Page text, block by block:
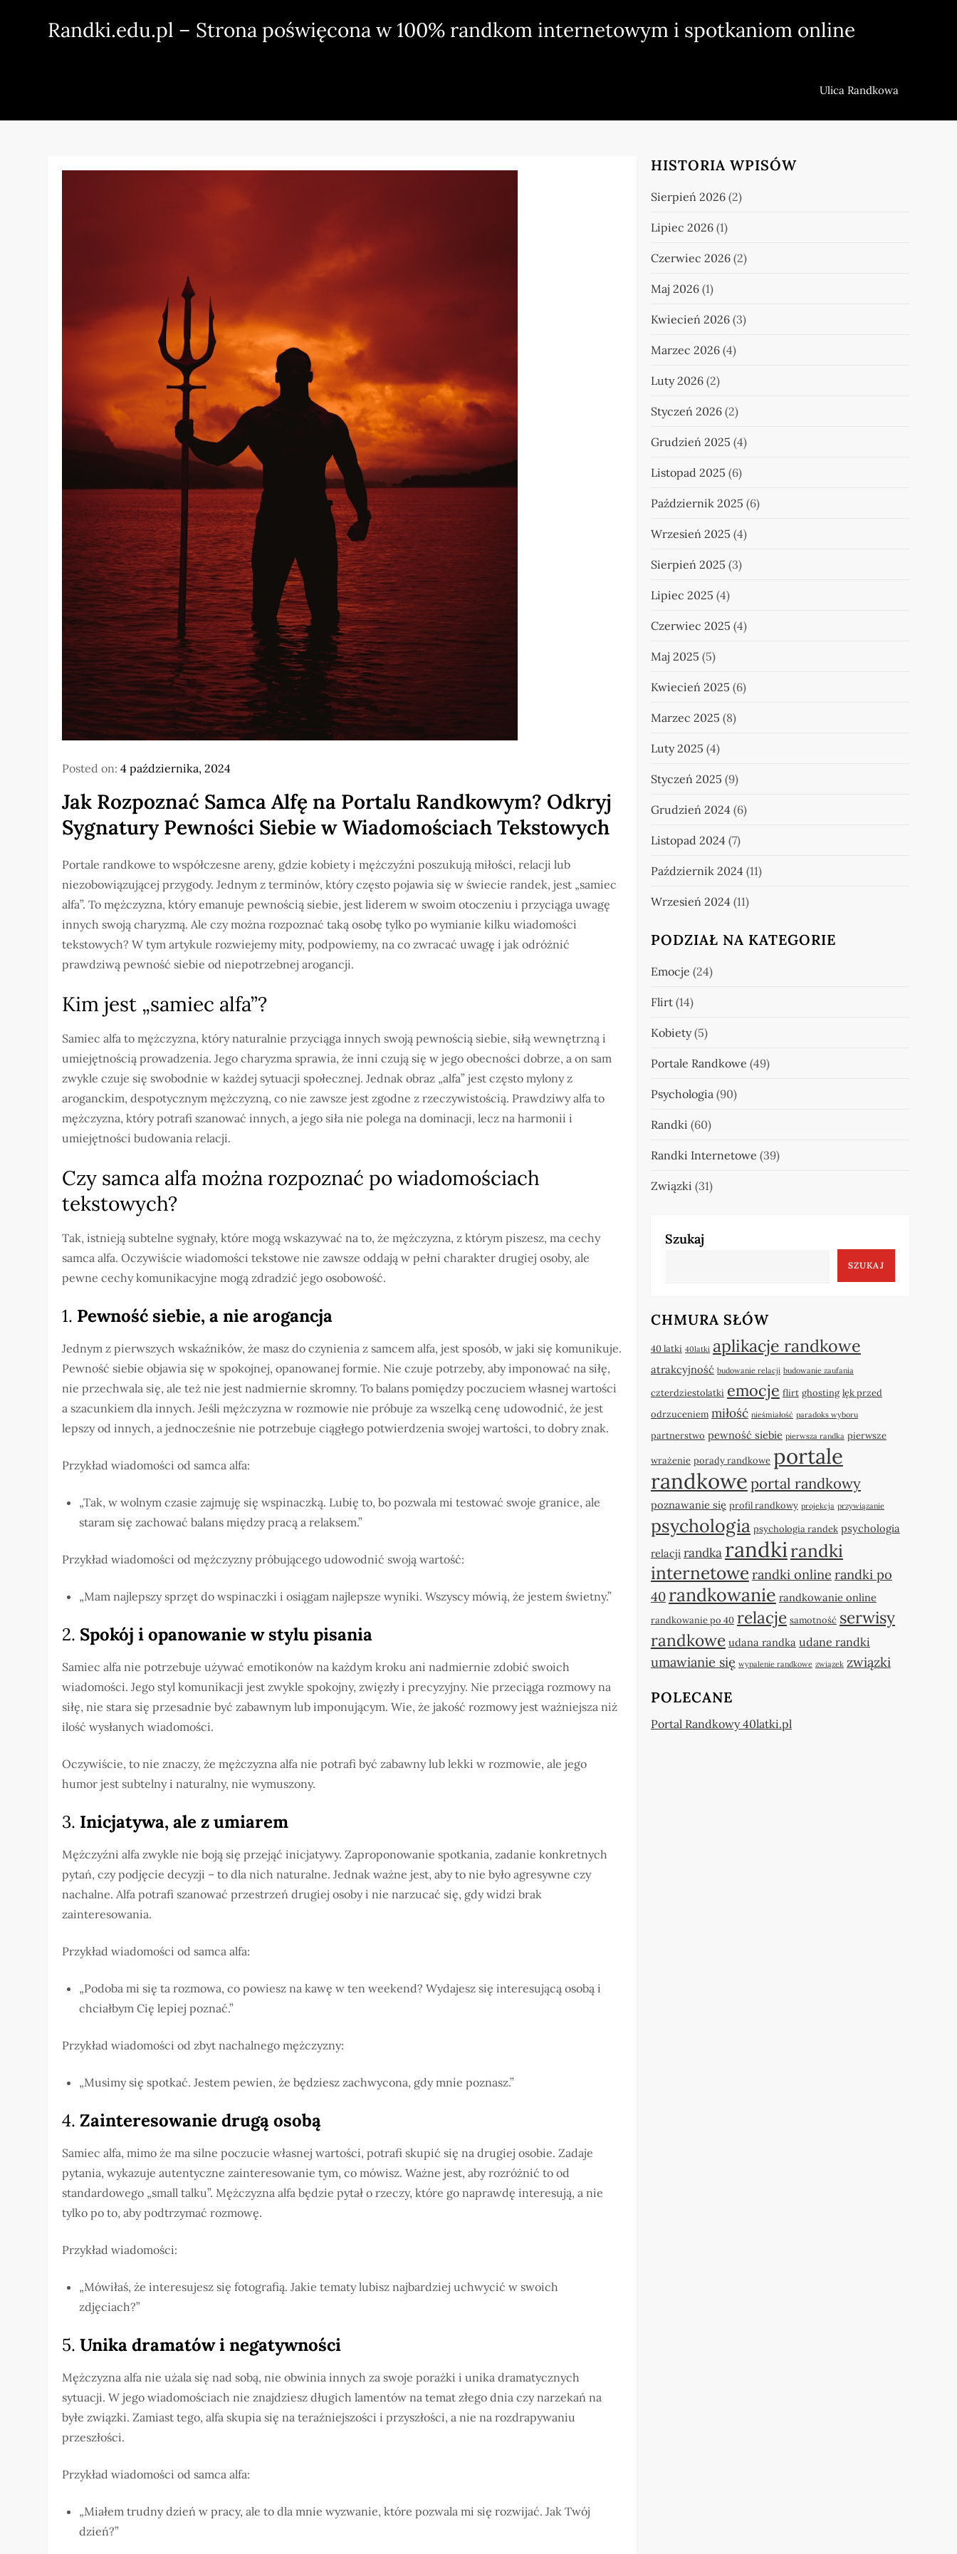
Randki.edu.pl – Strona poświęcona w 100% randkom internetowym i spotkaniom online
Ulica Randkowa
Posted on:4 października, 2024
Jak Rozpoznać Samca Alfę na Portalu Randkowym? Odkryj
Sygnatury Pewności Siebie w Wiadomościach Tekstowych
Portale randkowe to współczesne areny, gdzie kobiety i mężczyźni poszukują miłości, relacji lub
niezobowiązującej przygody. Jednym z terminów, który często pojawia się w świecie randek, jest „samiec
alfa”. To mężczyzna, który emanuje pewnością siebie, jest liderem w swoim otoczeniu i przyciąga uwagę
innych swoją charyzmą. Ale czy można rozpoznać taką osobę tylko po wymianie kilku wiadomości
tekstowych? W tym artykule rozwiejemy mity, podpowiemy, na co zwracać uwagę i jak odróżnić
prawdziwą pewność siebie od niepotrzebnej arogancji.
Kim jest „samiec alfa”?
Samiec alfa to mężczyzna, który naturalnie przyciąga innych swoją pewnością siebie, siłą wewnętrzną i
umiejętnością prowadzenia. Jego charyzma sprawia, że inni czują się w jego obecności dobrze, a on sam
zwykle czuje się swobodnie w każdej sytuacji społecznej. Jednak obraz „alfa” jest często mylony z
aroganckim, despotycznym mężczyzną, co nie zawsze jest zgodne z rzeczywistością. Prawdziwy alfa to
mężczyzna, który potrafi szanować innych, a jego siła nie polega na dominacji, lecz na harmonii i
umiejętności budowania relacji.
Czy samca alfa można rozpoznać po wiadomościach
tekstowych?
Tak, istnieją subtelne sygnały, które mogą wskazywać na to, że mężczyzna, z którym piszesz, ma cechy
samca alfa. Oczywiście wiadomości tekstowe nie zawsze oddają w pełni charakter drugiej osoby, ale
pewne cechy komunikacyjne mogą zdradzić jego osobowość.
1. Pewność siebie, a nie arogancja
Jednym z pierwszych wskaźników, że masz do czynienia z samcem alfa, jest sposób, w jaki się komunikuje.
Pewność siebie objawia się w spokojnej, opanowanej formie. Nie czuje potrzeby, aby imponować na siłę,
nie przechwala się, ale też nie jest nadmiernie skromny. To balans pomiędzy poczuciem własnej wartości
a szacunkiem dla innych. Jeśli mężczyzna w rozmowie nie próbuje za wszelką cenę udowodnić, że jest
lepszy od innych, a jednocześnie nie potrzebuje ciągłego potwierdzenia swojej wartości, to dobry znak.
Przykład wiadomości od samca alfa:
„Tak, w wolnym czasie zajmuję się wspinaczką. Lubię to, bo pozwala mi testować swoje granice, ale
staram się zachować balans między pracą a relaksem.”
Przykład wiadomości od mężczyzny próbującego udowodnić swoją wartość:
„Mam najlepszy sprzęt do wspinaczki i osiągam najlepsze wyniki. Wszyscy mówią, że jestem świetny.”
2. Spokój i opanowanie w stylu pisania
Samiec alfa nie potrzebuje używać emotikonów na każdym kroku ani nadmiernie zdobić swoich
wiadomości. Jego styl komunikacji jest zwykle spokojny, zwięzły i precyzyjny. Nie przeciąga rozmowy na
siłę, nie stara się przesadnie być zabawnym lub imponującym. Wie, że jakość rozmowy jest ważniejsza niż
ilość wysłanych wiadomości.
Oczywiście, to nie znaczy, że mężczyzna alfa nie potrafi być zabawny lub lekki w rozmowie, ale jego
humor jest subtelny i naturalny, nie wymuszony.
3. Inicjatywa, ale z umiarem
Mężczyźni alfa zwykle nie boją się przejąć inicjatywy. Zaproponowanie spotkania, zadanie konkretnych
pytań, czy podjęcie decyzji – to dla nich naturalne. Jednak ważne jest, aby to nie było agresywne czy
nachalne. Alfa potrafi szanować przestrzeń drugiej osoby i nie narzucać się, gdy widzi brak
zainteresowania.
Przykład wiadomości od samca alfa:
„Podoba mi się ta rozmowa, co powiesz na kawę w ten weekend? Wydajesz się interesującą osobą i
chciałbym Cię lepiej poznać.”
Przykład wiadomości od zbyt nachalnego mężczyzny:
„Musimy się spotkać. Jestem pewien, że będziesz zachwycona, gdy mnie poznasz.”
4. Zainteresowanie drugą osobą
Samiec alfa, mimo że ma silne poczucie własnej wartości, potrafi skupić się na drugiej osobie. Zadaje
pytania, wykazuje autentyczne zainteresowanie tym, co mówisz. Ważne jest, aby rozróżnić to od
standardowego „small talku”. Mężczyzna alfa będzie pytał o rzeczy, które go naprawdę interesują, a nie
tylko po to, aby podtrzymać rozmowę.
Przykład wiadomości:
„Mówiłaś, że interesujesz się fotografią. Jakie tematy lubisz najbardziej uchwycić w swoich
zdjęciach?”
5.Unika dramatów i negatywności
Mężczyzna alfa nie użala się nad sobą, nie obwinia innych za swoje porażki i unika dramatycznych
sytuacji. W jego wiadomościach nie znajdziesz długich lamentów na temat złego dnia czy narzekań na
byłe związki. Zamiast tego, alfa skupia się na teraźniejszości i przyszłości, a nie na rozdrapywaniu
przeszłości.
Przykład wiadomości od samca alfa:
„Miałem trudny dzień w pracy, ale to dla mnie wyzwanie, które pozwala mi się rozwijać. Jak Twój
dzień?”
HISTORIA WPISÓW
Sierpień 2026(2)
Lipiec 2026(1)
Czerwiec 2026(2)
Maj 2026(1)
Kwiecień 2026(3)
Marzec 2026(4)
Luty 2026(2)
Styczeń 2026(2)
Grudzień 2025 (4)
Listopad 2025 (6)
Październik 2025 (6)
Wrzesień 2025 (4)
Sierpień 2025 (3)
Lipiec 2025 (4)
Czerwiec 2025 (4)
Maj 2025 (5)
Kwiecień 2025 (6)
Marzec 2025 (8)
Luty 2025 (4)
Styczeń 2025 (9)
Grudzień 2024(6)
Listopad 2024(7)
Październik 2024(11)
Wrzesień 2024(11)
PODZIAŁ NA KATEGORIE
Emocje (24)
Flirt(14)
Kobiety(5)
Portale Randkowe (49)
Psychologia(90)
Randki (60)
Randki Internetowe (39)
Związki (31)
Szukaj
SZUKAJ
CHMURA SŁÓW
40 latki 40latki aplikacje randkowe
atrakcyjność budowanie relacji budowanie zaufania
czterdziestolatki emocje flirt ghosting lęk przed
odrzuceniem miłość nieśmiałość paradoks wyboru
partnerstwo pewność siebie pierwsza randka pierwsze
wrażenie porady randkowe portale
randkoweportal randkowy
poznawanie się profil randkowy projekcja przywiązanie
psychologia psychologia randek psychologia
relacji randka randkirandki
internetowe randki online randki po
40 randkowanie randkowanie online
randkowanie po 40 relacje samotność serwisy
randkowe udana randka udane randki
umawianie się wypalenie randkowe związek związki
POLECANE
Portal Randkowy 40latki.pl